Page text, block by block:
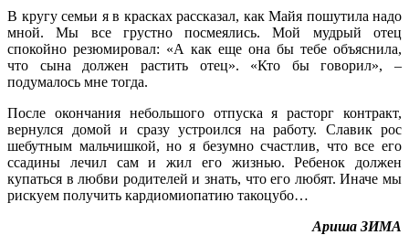
В кругу семьи я в красках рассказал, как Майя пошутила надо
мной. Мы все грустно посмеялись. Мой мудрый отец
спокойно резюмировал: «А как еще она бы тебе объяснила,
что сына должен растить отец». «Кто бы говорил», –
подумалось мне тогда.
После окончания небольшого отпуска я расторг контракт,
вернулся домой и сразу устроился на работу. Славик рос
шебутным мальчишкой, но я безумно счастлив, что все его
ссадины лечил сам и жил его жизнью. Ребенок должен
купаться в любви родителей и знать, что его любят. Иначе мы
рискуем получить кардиомиопатию такоцубо…
Ариша ЗИМА